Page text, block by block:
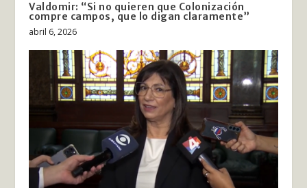
Valdomir: “Si no quieren que Colonización
compre campos, que lo digan claramente”
abril 6, 2026